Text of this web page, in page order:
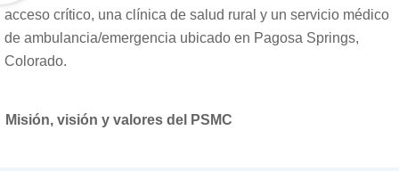
acceso crítico, una clínica de salud rural y un servicio médico
de ambulancia/emergencia ubicado en Pagosa Springs,
Colorado.
Misión, visión y valores del PSMC